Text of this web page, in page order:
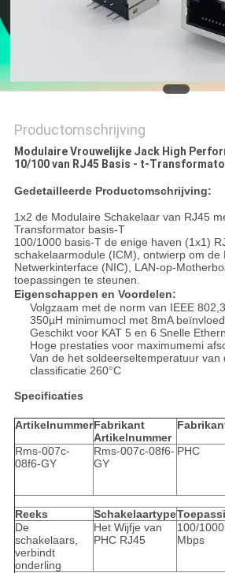
Productomschrijving
Modulaire Vrouwelijke Jack High
10/100 van RJ45 Basis - t-
Gedetailleerde Productomschrijving:
1x2 de Modulaire Schakelaar van RJ45
Transformator basis-T
100/1000 basis-T de enige haven (1x1)
schakelaarmodule (ICM), ontwierp om de
Netwerkinterface (NIC), LAN-op-
toepassingen te steunen.
Eigenschappen en Voordelen:
Volgzaam met de norm van IEEE 802,3
350µH minimumocl met 8mA
Geschikt voor KAT 5 en 6 Snelle
Hoge prestaties voor maximumemi
Van de het soldeerseltemperatuur van
classificatie 260°C
Specificaties
ArtikelnummerFabrikant
Artikelnummer
Rms-007c-
08f6-GY
Rms-007c-08f6-
GY
PHC
Reeks
Schakelaartype
De
schakelaars,
verbindt
onderling
Het Wijfje van
PHC RJ45
100/1000
Mbps